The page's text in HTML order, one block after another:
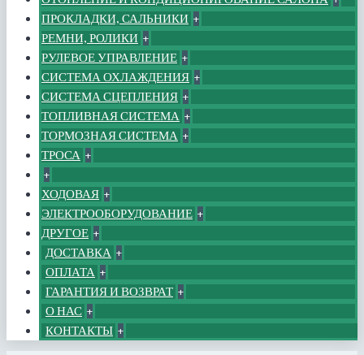
ПРОКЛАДКИ, САЛЬНИКИ +
РЕМНИ, РОЛИКИ +
РУЛЕВОЕ УПРАВЛЕНИЕ +
СИСТЕМА ОХЛАЖДЕНИЯ +
СИСТЕМА СЦЕПЛЕНИЯ +
ТОПЛИВНАЯ СИСТЕМА +
ТОРМОЗНАЯ СИСТЕМА +
ТРОСА +
+
ХОДОВАЯ +
ЭЛЕКТРООБОРУДОВАНИЕ +
ДРУГОЕ +
ДОСТАВКА +
ОПЛАТА +
ГАРАНТИЯ И ВОЗВРАТ +
О НАС +
КОНТАКТЫ +